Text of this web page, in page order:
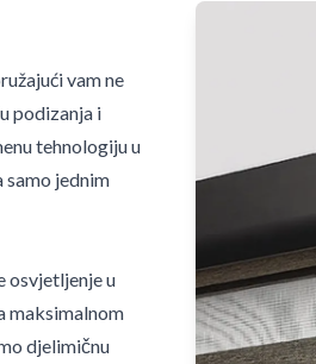
vam ne
podizanja i
tehnologiju u
samo jednim
osvjetljenje u
maksimalnom
djelimičnu